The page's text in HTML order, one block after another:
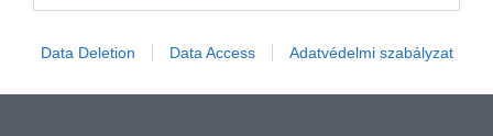
Data Deletion Data Access Adatvédelmi szabályzat
A döntés közvetlenül azután született, hogy az Egyesült Államok